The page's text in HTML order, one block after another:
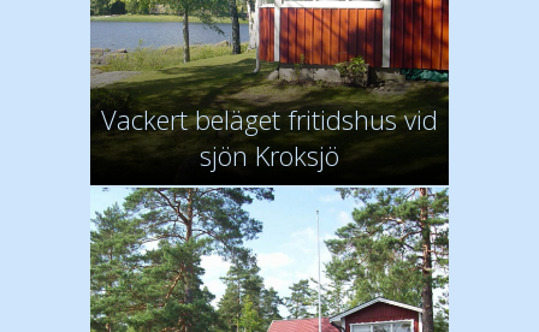
Vackert beläget fritidshus vid
sjön Kroksjö